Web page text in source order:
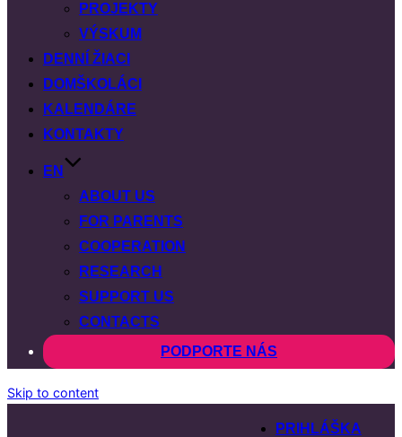
PROJEKTY
VÝSKUM
DENNÍ ŽIACI
DOMŠKOLÁCI
KALENDÁRE
KONTAKTY
EN
ABOUT US
FOR PARENTS
COOPERATION
RESEARCH
SUPPORT US
CONTACTS
PODPORTE NÁS
Skip to content
PRIHLÁŠKA